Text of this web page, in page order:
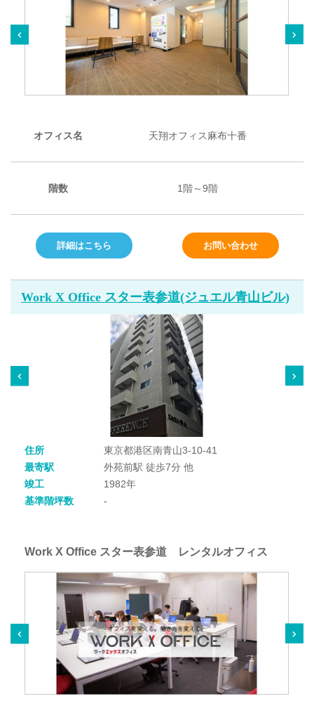
オフィス名 天翔オフィス麻布十番
階数 1階～9階
詳細はこちら お問い合わせ
Work X Office スター表参道(ジュエル青山ビル)
住所
東京都港区南青山3-10-41
最寄駅
外苑前駅 徒歩7分 他
竣工
1982年
基準階坪数
-
Work X Office スター表参道 レンタルオフィス